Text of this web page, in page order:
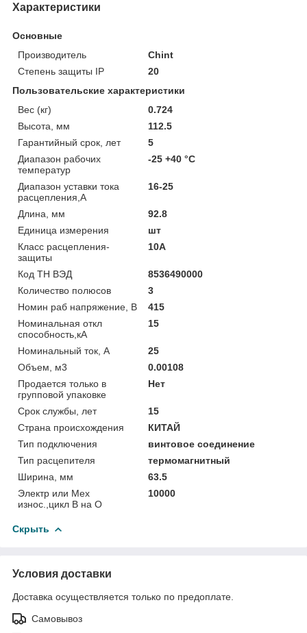
Характеристики
Основные
Производитель
Chint
Степень защиты IP
20
Пользовательские характеристики
Вес (кг)
0.724
Высота, мм
112.5
Гарантийный срок, лет
5
Диапазон рабочих
температур
-25 +40 °C
Диапазон уставки тока
расцепления,А
16-25
Длина, мм
92.8
Единица измерения
шт
Класс расцепления-
защиты
10А
Код ТН ВЭД
8536490000
Количество полюсов
3
Номин раб напряжение, В
415
Номинальная откл
способность,кА
15
Номинальный ток, А
25
Объем, м3
0.00108
Продается только в
групповой упаковке
Нет
Срок службы, лет
15
Страна происхождения
КИТАЙ
Тип подключения
винтовое соединение
Тип расцепителя
термомагнитный
Ширина, мм
63.5
Электр или Мех
износ.,цикл В на О
10000
Скрыть
Условия доставки
Доставка осуществляется только по предоплате.
Самовывоз